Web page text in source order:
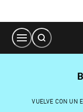
Content
VUELVE CON UN